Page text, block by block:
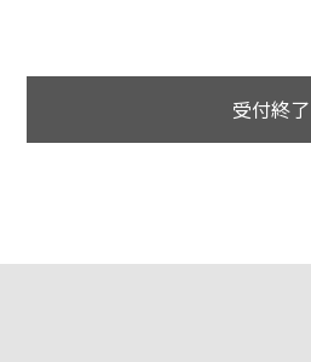
受付終了